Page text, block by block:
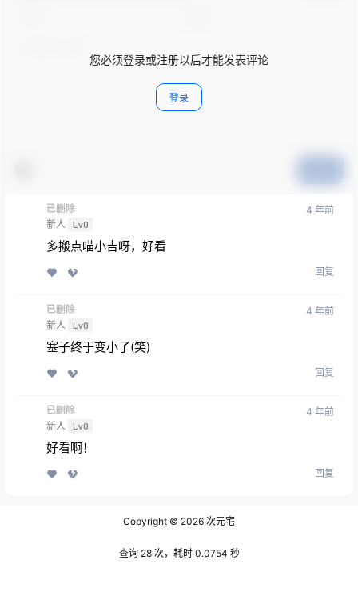
您必须登录或注册以后才能发表评论
登录
已删除
新人 Lv0
4 年前
多搬点喵小吉呀，好看
回复
已删除
新人 Lv0
4 年前
塞子终于变小了(笑)
回复
已删除
新人 Lv0
4 年前
好看啊！
回复
Copyright © 2026 次元宅
查询 28 次，耗时 0.0754 秒